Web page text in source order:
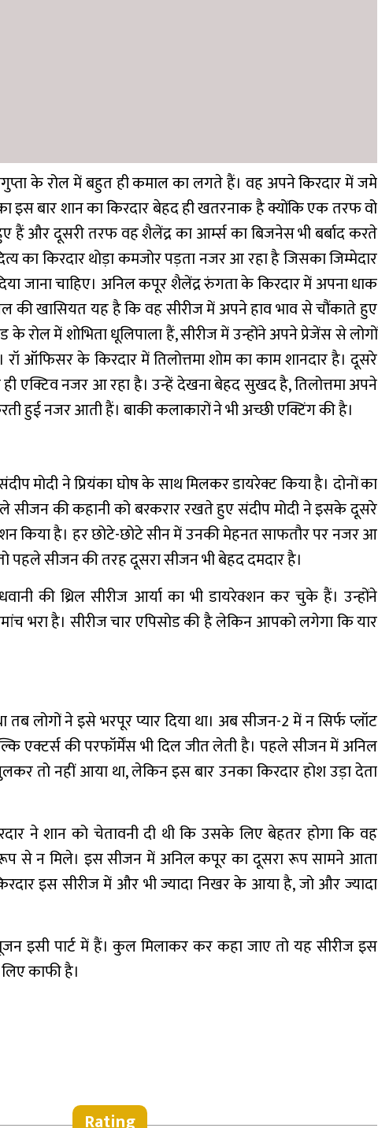
के रोल में बहुत ही कमाल का लगते हैं। वह अपने किरदार में जमे
बार शान का किरदार बेहद ही खतरनाक है क्योंकि एक तरफ वो
हैं और दूसरी तरफ वह शैलेंद्र का आर्म्स का बिजनेस भी बर्बाद करते
का किरदार थोड़ा कमजोर पड़ता नजर आ रहा है जिसका जिम्मेदार
जाना चाहिए। अनिल कपूर शैलेंद्र रुंगता के किरदार में अपना धाक
की खासियत यह है कि वह सीरीज में अपने हाव भाव से चौंकाते हुए
रोल में शोभिता धूलिपाला हैं, सीरीज में उन्होंने अपने प्रेजेंस से लोगों
रॉ ऑफिसर के किरदार में तिलोत्तमा शोम का काम शानदार है। दूसरे
ही एक्टिव नजर आ रहा है। उन्हें देखना बेहद सुखद है, तिलोत्तमा अपने
हुई नजर आती हैं। बाकी कलाकारों ने भी अच्छी एक्टिंग की है।
मोदी ने प्रियंका घोष के साथ मिलकर डायरेक्ट किया है। दोनों का
सीजन की कहानी को बरकरार रखते हुए संदीप मोदी ने इसके दूसरे
किया है। हर छोटे-छोटे सीन में उनकी मेहनत साफतौर पर नजर आ
पहले सीजन की तरह दूसरा सीजन भी बेहद दमदार है।
की थ्रिल सीरीज आर्या का भी डायरेक्शन कर चुके हैं। उन्होंने
भरा है। सीरीज चार एपिसोड की है लेकिन आपको लगेगा कि यार
लोगों ने इसे भरपूर प्यार दिया था। अब सीजन-2 में न सिर्फ प्लॉट
एक्टर्स की परफॉर्मेंस भी दिल जीत लेती है। पहले सीजन में अनिल
तो नहीं आया था, लेकिन इस बार उनका किरदार होश उड़ा देता
ने शान को चेतावनी दी थी कि उसके लिए बेहतर होगा कि वह
से न मिले। इस सीजन में अनिल कपूर का दूसरा रूप सामने आता
इस सीरीज में और भी ज्यादा निखर के आया है, जो और ज्यादा
इसी पार्ट में हैं। कुल मिलाकर कर कहा जाए तो यह सीरीज इस
काफी है।
Rating